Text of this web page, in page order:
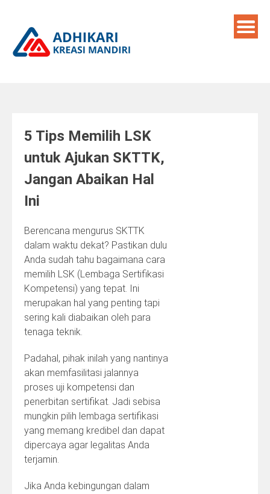
content
5 Tips Memilih LSK
untuk Ajukan SKTTK,
Jangan Abaikan Hal
Ini
Berencana mengurus SKTTK
dalam waktu dekat? Pastikan dulu
Anda sudah tahu bagaimana cara
memilih LSK (Lembaga Sertifikasi
Kompetensi) yang tepat. Ini
merupakan hal yang penting tapi
sering kali diabaikan oleh para
tenaga teknik.
Padahal, pihak inilah yang nantinya
akan memfasilitasi jalannya
proses uji kompetensi dan
penerbitan sertifikat. Jadi sebisa
mungkin pilih lembaga sertifikasi
yang memang kredibel dan dapat
dipercaya agar legalitas Anda
terjamin.
Jika Anda kebingungan dalam